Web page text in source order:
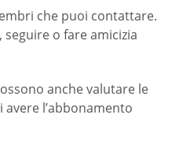
che puoi contattare.
o fare amicizia
anche valutare le
l’abbonamento